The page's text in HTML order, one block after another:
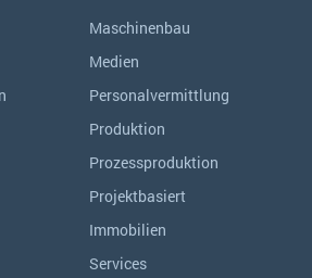
Maschinenbau
Medien
Personalvermittlung
Produktion
Prozessproduktion
Projektbasiert
Immobilien
Services